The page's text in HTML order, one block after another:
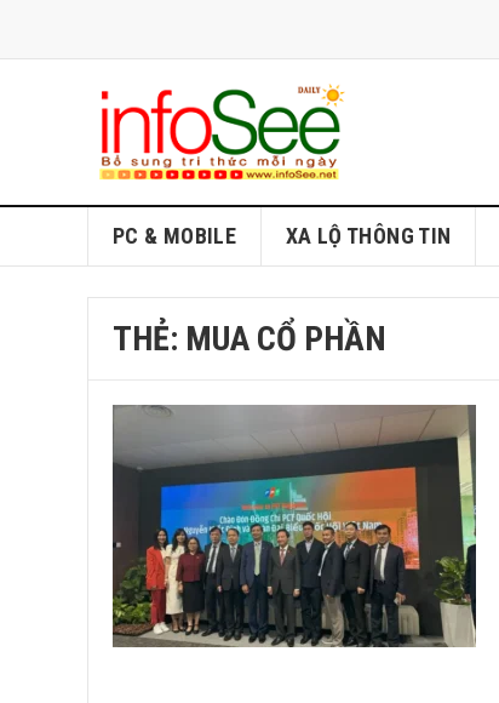
PC & MOBILE XA LỘ THÔNG TIN
THẺ: MUA CỔ PHẦN